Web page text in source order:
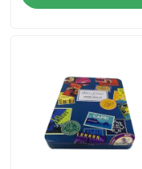
キャンデーの缶
蝋燭の缶